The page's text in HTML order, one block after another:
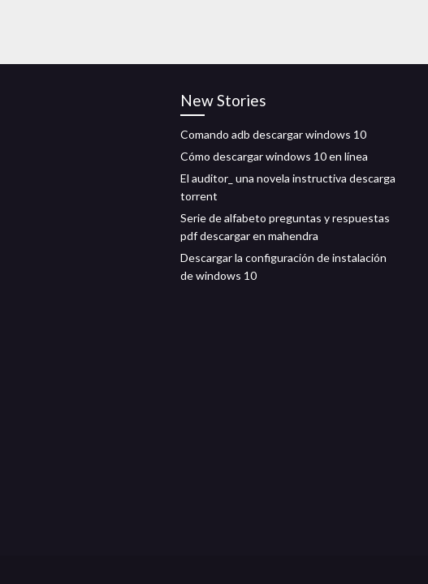
New Stories
Comando adb descargar windows 10
Cómo descargar windows 10 en línea
El auditor_ una novela instructiva descarga
torrent
Serie de alfabeto preguntas y respuestas
pdf descargar en mahendra
Descargar la configuración de instalación
de windows 10